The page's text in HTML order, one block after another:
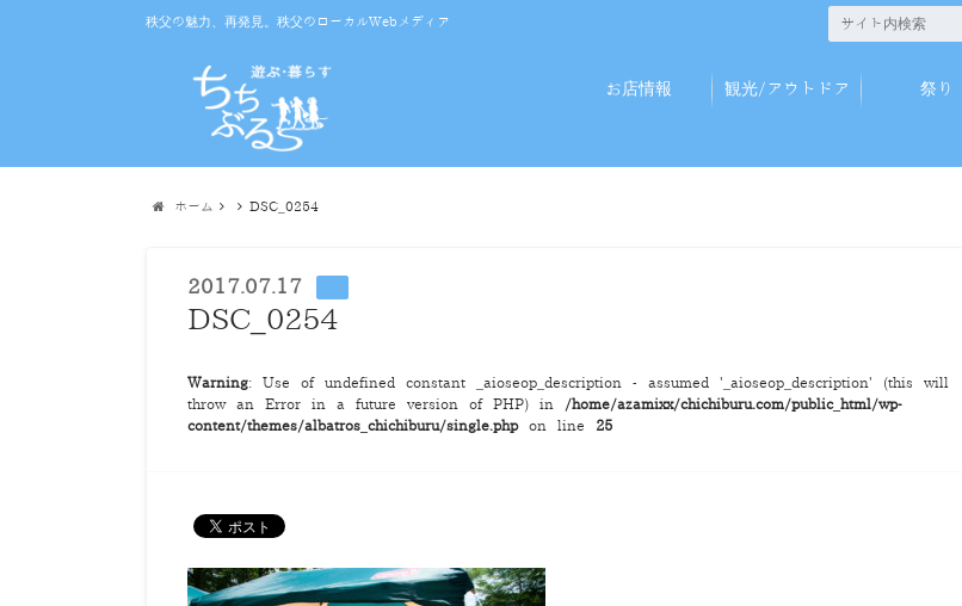
秩父の魅力、再発見。秩父のローカルWebメディア
お店情報 観光/アウトドア 祭り
ホーム DSC_0254
2017.07.17
DSC_0254
Warning: Use of undefined constant _aioseop_description - assumed '_aioseop_description' (this will
throw an Error in a future version of PHP) in
/home/azamixx/chichiburu.com/public_html/wp-
content/themes/albatros_chichiburu/single.phpon line 25